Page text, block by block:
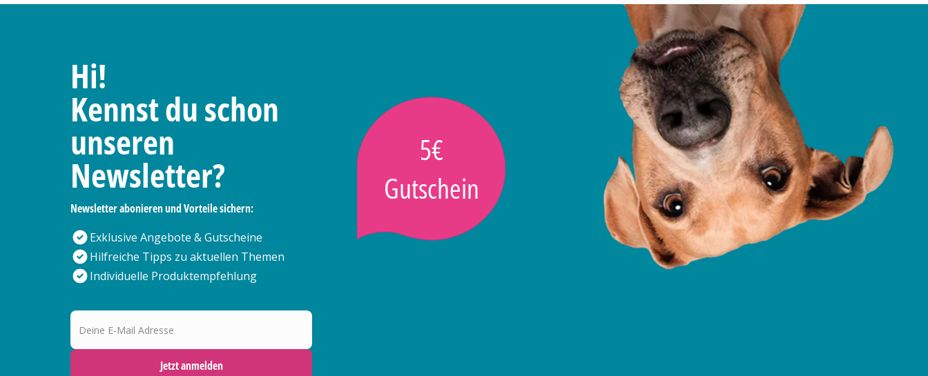
Hi!
Kennst du schon
unseren
Newsletter?
Newsletter abonieren und Vorteile sichern:
Exklusive Angebote & Gutscheine
Hilfreiche Tipps zu aktuellen Themen
Individuelle Produktempfehlung
5€
Gutschein
Deine E-Mail Adresse
Jetzt anmelden